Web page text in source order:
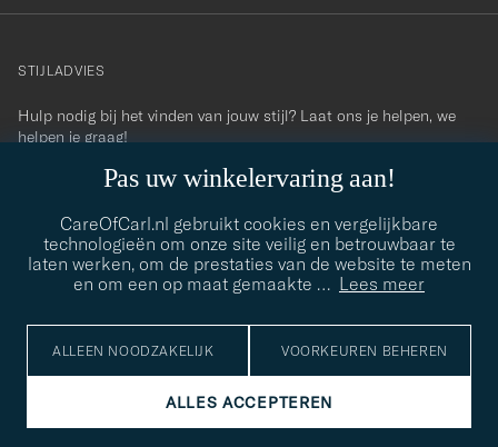
Pas uw winkelervaring aan!
CareOfCarl.nl gebruikt cookies en vergelijkbare
technologieën om onze site veilig en betrouwbaar te
laten werken, om de prestaties van de website te meten
en om een op maat gemaakte … Lees meer
ALLEEN NOODZAKELIJK VOORKEUREN BEHEREN
ALLES ACCEPTEREN
contact@careofcarl.com
STIJLADVIES
Hulp nodig bij het vinden van jouw stijl? Laat ons je helpen, we
helpen je graag!
STIJLADVIES
© Care of Carl 2026